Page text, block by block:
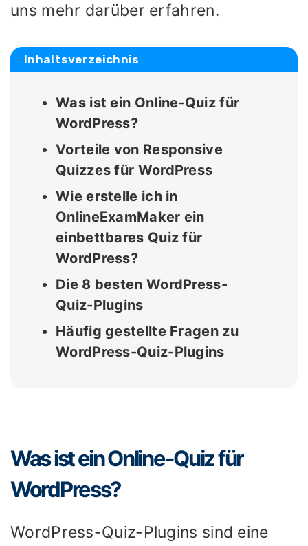
uns mehr darüber erfahren.
Inhaltsverzeichnis
Was ist ein Online-Quiz für
WordPress?
Vorteile von Responsive
Quizzes für WordPress
Wie erstelle ich in
OnlineExamMaker ein
einbettbares Quiz für
WordPress?
Die 8 besten WordPress-
Quiz-Plugins
Häufig gestellte Fragen zu
WordPress-Quiz-Plugins
Was ist ein Online-Quiz für
WordPress?
WordPress-Quiz-Plugins sind eine